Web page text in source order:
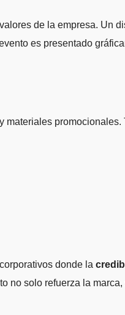
de la empresa. Un
es presentado
materiales promocionales.
donde la
no solo refuerza la